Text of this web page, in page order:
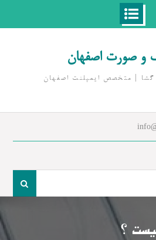
و صورت اصفهان
| متخصص ايمپلنت اصفهان
؟